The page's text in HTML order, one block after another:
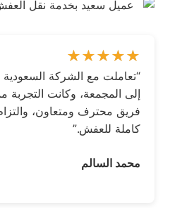
“تعاملت مع الشركة
إلى المجمعة، وكانت التجربة
فريق محترف ومتعاون،
كاملة للعفش.”
محمد السالم